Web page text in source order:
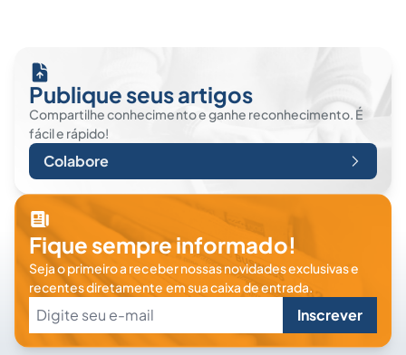
Publique seus artigos
Compartilhe conhecimento e ganhe reconhecimento. É
fácil e rápido!
Colabore
Fique sempre informado!
Seja o primeiro a receber nossas novidades exclusivas e
recentes diretamente em sua caixa de entrada.
Inscrever